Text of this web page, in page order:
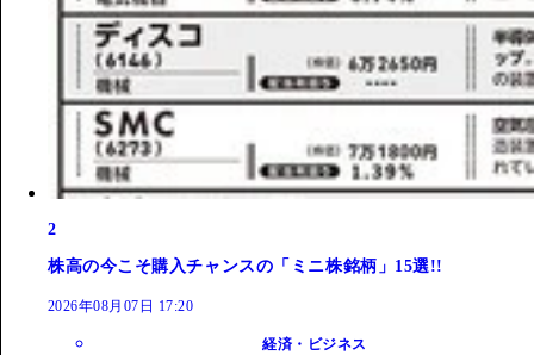
2
株高の今こそ購入チャンスの「ミニ株銘柄」15選!!
2026年08月07日 17:20
経済・ビジネス